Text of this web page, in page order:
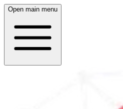
Open main menu